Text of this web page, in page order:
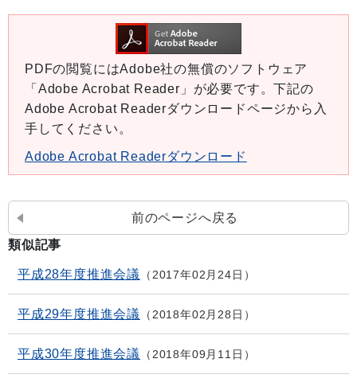
PDFの閲覧にはAdobe社の無償のソフトウェア
「Adobe Acrobat Reader」が必要です。下記の
Adobe Acrobat Readerダウンロードページから入
手してください。
Adobe Acrobat Readerダウンロード
前のページへ戻る
類似記事
平成28年度推進会議 2017年02月24日
平成29年度推進会議 2018年02月28日
平成30年度推進会議 2018年09月11日